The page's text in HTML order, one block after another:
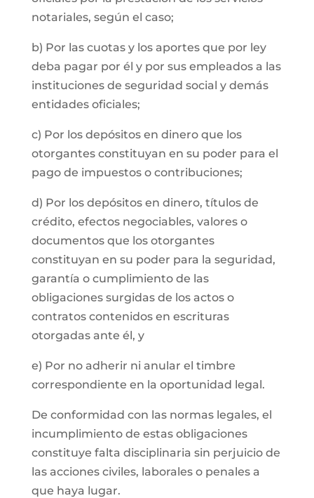
notariales, según el caso;
b) Por las cuotas y los aportes que por ley
deba pagar por él y por sus empleados a las
instituciones de seguridad social y demás
entidades oficiales;
c) Por los depósitos en dinero que los
otorgantes constituyan en su poder para el
pago de impuestos o contribuciones;
d) Por los depósitos en dinero, títulos de
crédito, efectos negociables, valores o
documentos que los otorgantes
constituyan en su poder para la seguridad,
garantía o cumplimiento de las
obligaciones surgidas de los actos o
contratos contenidos en escrituras
otorgadas ante él, y
e) Por no adherir ni anular el timbre
correspondiente en la oportunidad legal.
De conformidad con las normas legales, el
incumplimiento de estas obligaciones
constituye falta disciplinaria sin perjuicio de
las acciones civiles, laborales o penales a
que haya lugar.